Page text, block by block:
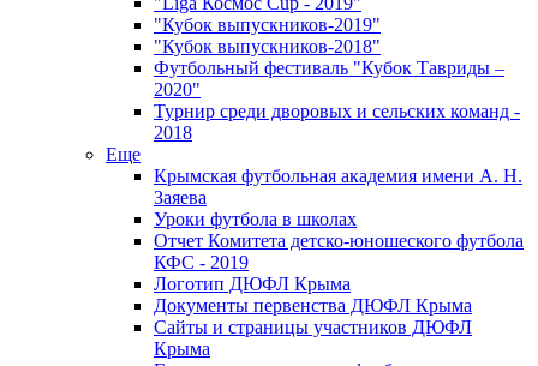
"Кубок выпускников-2019"
"Кубок выпускников-2018"
Футбольный фестиваль "Кубок Тавриды –
2020"
Турнир среди дворовых и сельских команд -
2018
Еще
Крымская футбольная академия имени А. Н.
Заяева
Уроки футбола в школах
Отчет Комитета детско-юношеского футбола
КФС - 2019
Логотип ДЮФЛ Крыма
Документы первенства ДЮФЛ Крыма
Сайты и страницы участников ДЮФЛ
Крыма